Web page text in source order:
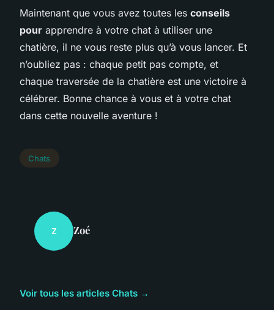
Maintenant que vous avez toutes les conseils
pour apprendre à votre chat à utiliser une
chatière, il ne vous reste plus qu’à vous lancer. Et
n’oubliez pas : chaque petit pas compte, et
chaque traversée de la chatière est une victoire à
célébrer. Bonne chance à vous et à votre chat
dans cette nouvelle aventure !
Chats
Z Zoé
Voir tous les articles Chats →